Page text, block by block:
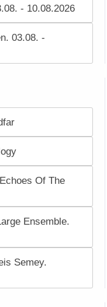
- 10.08.2026
03.08. -
Of The
Ensemble.
Semey.